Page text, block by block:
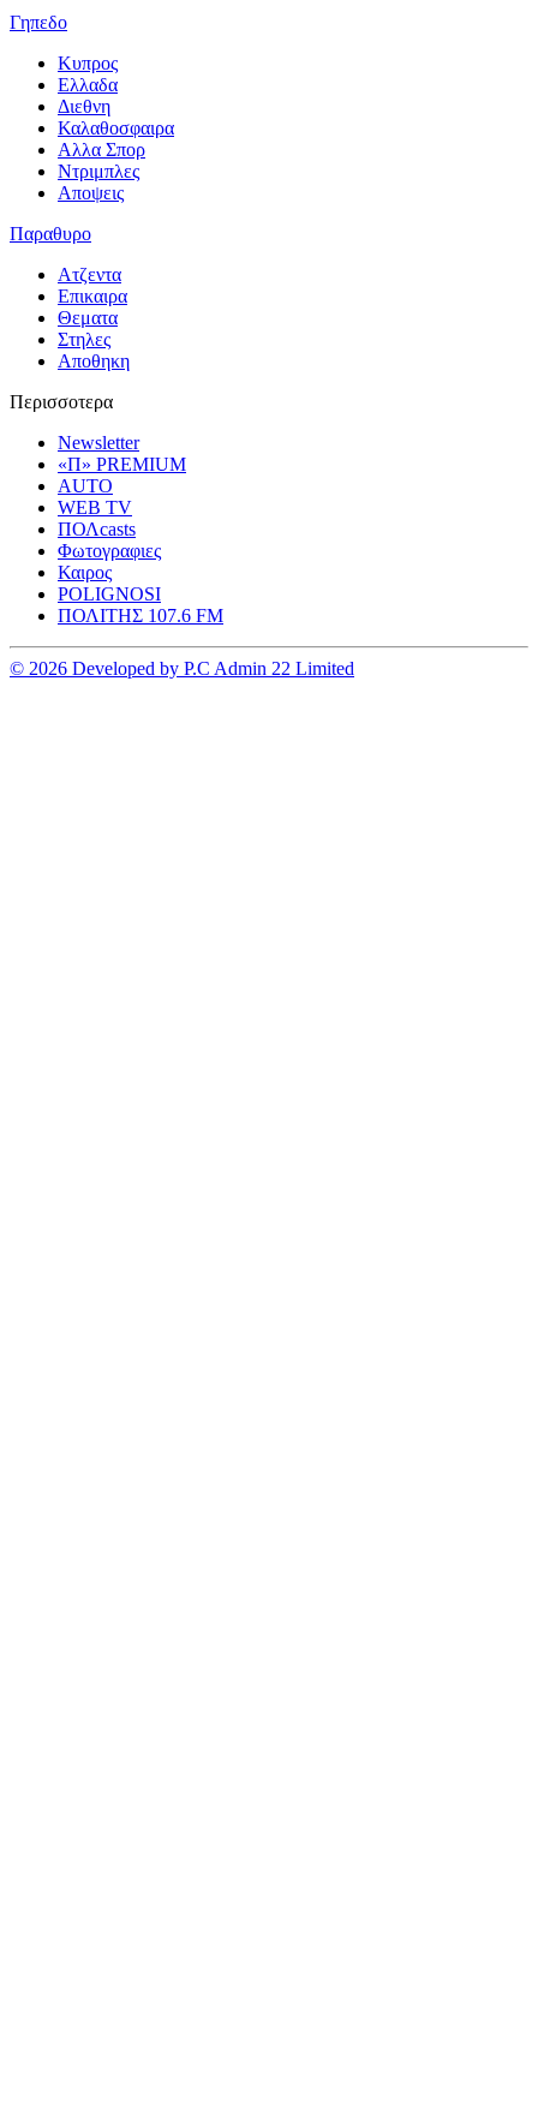
Γηπεδο
Κυπρος
Ελλαδα
Διεθνη
Καλαθοσφαιρα
Αλλα Σπορ
Ντριμπλες
Αποψεις
Παραθυρο
Ατζεντα
Επικαιρα
Θεματα
Στηλες
Αποθηκη
Περισσοτερα
Newsletter
«Π» PREMIUM
AUTO
WEB TV
ΠΟΛcasts
Φωτογραφιες
Καιρος
POLIGNOSI
ΠΟΛΙΤΗΣ 107.6 FM
© 2026 Developed by P.C Admin 22 Limited